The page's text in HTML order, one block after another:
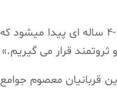
یک دختر ۱۶ ساله از کاستاریکا، کشوری که غالبا در پارک هایش اجساد کودکان ۳-۴ ساله ای پیدا میشود که
ثروتمند قرار می گیریم.»
قربانیان معصوم جوامع